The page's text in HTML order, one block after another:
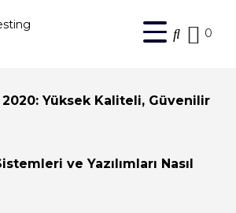
0
Yüksek Kaliteli, Güvenilir
ve Yazılımları Nasıl